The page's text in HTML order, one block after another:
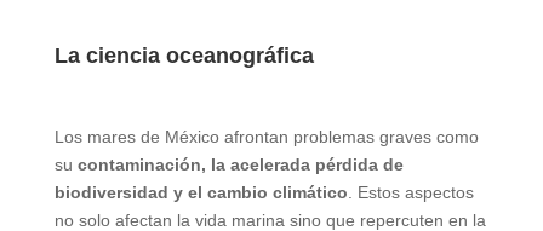
La ciencia oceanográfica
Los mares de México afrontan problemas graves como
su contaminación, la acelerada pérdida de
biodiversidad y el cambio climático . Estos aspectos
no solo afectan la vida marina sino que repercuten en la